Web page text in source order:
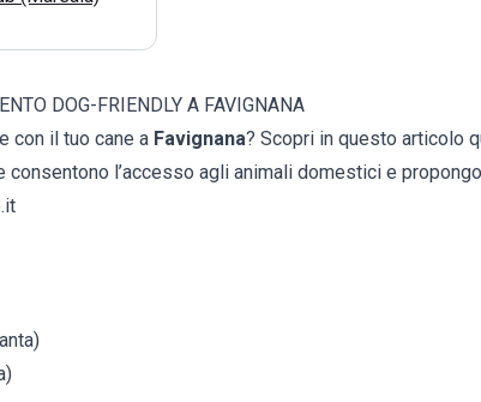
DOG-FRIENDLY A FAVIGNANA
con il tuo cane a Favignana? Scopri in questo articolo
consentono l’accesso agli animali domestici e